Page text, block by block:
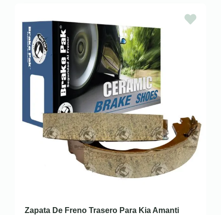
Zapata De Freno Trasero Para Kia Amanti